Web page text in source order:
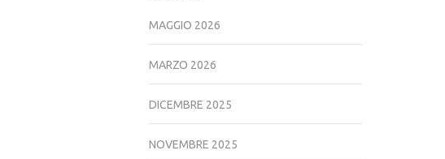
MAGGIO 2026
MARZO 2026
DICEMBRE 2025
NOVEMBRE 2025